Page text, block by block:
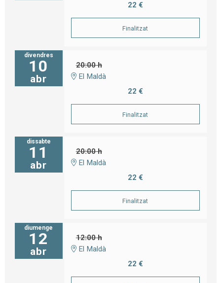
22 €
Finalitzat
divendres
10
abr
20:00 h
El Maldà
22 €
Finalitzat
dissabte
11
abr
20:00 h
El Maldà
22 €
Finalitzat
diumenge
12
abr
12:00 h
El Maldà
22 €